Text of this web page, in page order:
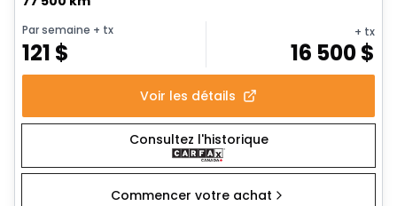
Par semaine + tx
121 $
+ tx
16 500$
Voir les détails
Consultez l'historique
Commencer votre achat